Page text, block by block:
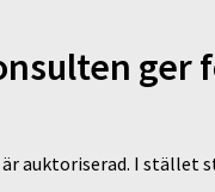
ger
auktoriserad. I stället